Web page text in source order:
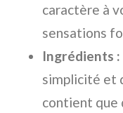
caractère à
sensations
Ingrédients :
simplicité et
contient que